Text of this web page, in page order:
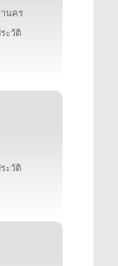
านคร
ะวัติ
ะวัติ